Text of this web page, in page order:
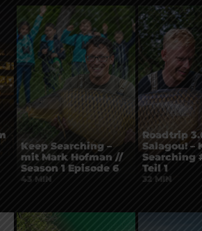
43 MIN
Keep Searching –
mit Mark Hofman //
Season 1 Episode 6
32 MIN
Roadtrip
Salagou! –
Searching
Teil 1